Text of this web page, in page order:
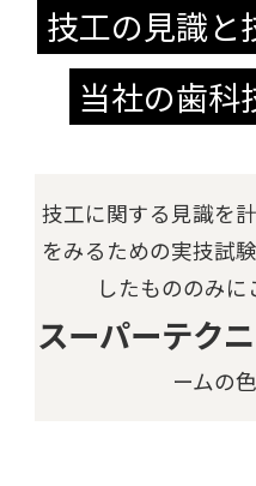
技工の見識と
当社の歯科
技工に関する見識を
をみるための実技試
したもののみに
スーパーテク
ームの